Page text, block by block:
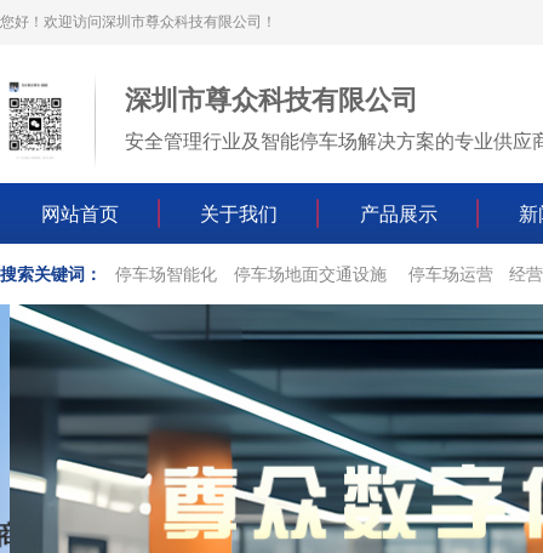
您好！欢迎访问深圳市尊众科技有限公司！
深圳市尊众科技有限公司
安全管理行业及智能停车场解决方案的专业供应
网站首页 关于我们 产品展示 新
搜索关键词： 停车场智能化 停车场地面交通设施 停车场运营 经